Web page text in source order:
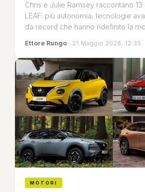
Chris e Julie Ramsey raccontano 13
LEAF: più autonomia, tecnologie
da record che hanno ridefinito la
Ettore Rungo · 21 Maggio 2026, 12:35
MOTORI